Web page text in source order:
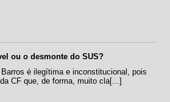
ou o desmonte do SUS?
é ilegítima e inconstitucional, pois
CF que, de forma, muito cla[...]